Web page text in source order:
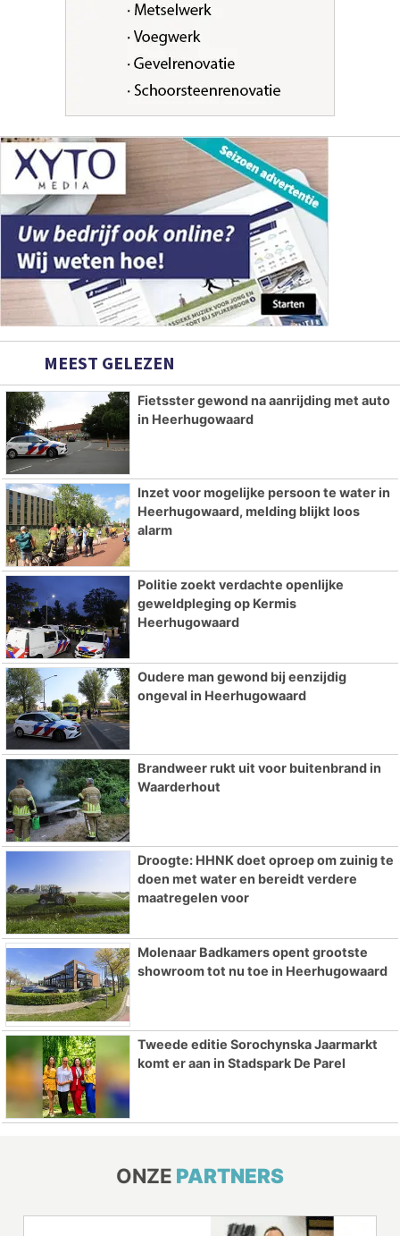
MEEST GELEZEN
Fietsster gewond na aanrijding met auto
in Heerhugowaard
Inzet voor mogelijke persoon te water in
Heerhugowaard, melding blijkt loos
alarm
Politie zoekt verdachte openlijke
geweldpleging op Kermis
Heerhugowaard
Oudere man gewond bij eenzijdig
ongeval in Heerhugowaard
Brandweer rukt uit voor buitenbrand in
Waarderhout
Droogte: HHNK doet oproep om zuinig te
doen met water en bereidt verdere
maatregelen voor
Molenaar Badkamers opent grootste
showroom tot nu toe in Heerhugowaard
Tweede editie Sorochynska Jaarmarkt
komt er aan in Stadspark De Parel
ONZE PARTNERS